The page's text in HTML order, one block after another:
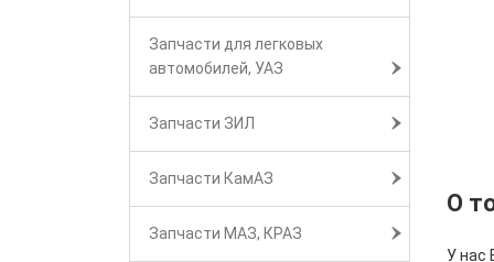
Запчасти для легковых
автомобилей, УАЗ
Запчасти ЗИЛ
Запчасти КамАЗ
Запчасти МАЗ, КРАЗ
О
У нас